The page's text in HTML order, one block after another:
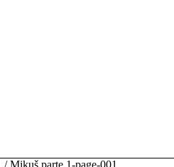
/ Mikuš parte 1-page-001